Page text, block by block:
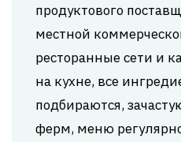
продуктового
местной
ресторанные сети и
на кухне, все
подбираются,
ферм, меню